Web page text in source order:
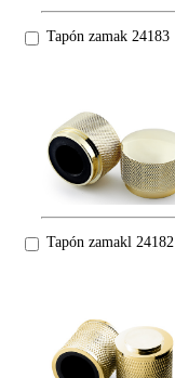
Tapón zamak 24183
Tapón zamakl 24182